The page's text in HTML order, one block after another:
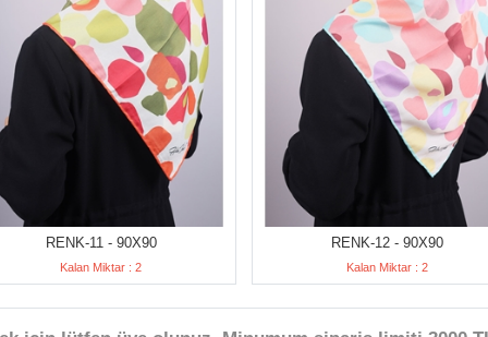
RENK-11 - 90X90
Kalan Miktar : 2
RENK-12 - 90X90
Kalan Miktar : 2